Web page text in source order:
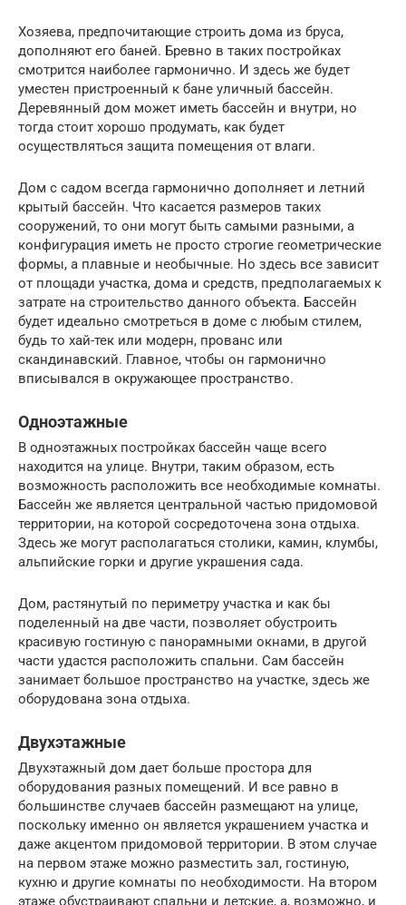
Хозяева, предпочитающие строить дома из бруса,
дополняют его баней. Бревно в таких постройках
смотрится наиболее гармонично. И здесь же будет
уместен пристроенный к бане уличный бассейн.
Деревянный дом может иметь бассейн и внутри, но
тогда стоит хорошо продумать, как будет
осуществляться защита помещения от влаги.
Дом с садом всегда гармонично дополняет и летний
крытый бассейн. Что касается размеров таких
сооружений, то они могут быть самыми разными, а
конфигурация иметь не просто строгие геометрические
формы, а плавные и необычные. Но здесь все зависит
от площади участка, дома и средств, предполагаемых к
затрате на строительство данного объекта. Бассейн
будет идеально смотреться в доме с любым стилем,
будь то хай-тек или модерн, прованс или
скандинавский. Главное, чтобы он гармонично
вписывался в окружающее пространство.
Одноэтажные
В одноэтажных постройках бассейн чаще всего
находится на улице. Внутри, таким образом, есть
возможность расположить все необходимые комнаты.
Бассейн же является центральной частью придомовой
территории, на которой сосредоточена зона отдыха.
Здесь же могут располагаться столики, камин, клумбы,
альпийские горки и другие украшения сада.
Дом, растянутый по периметру участка и как бы
поделенный на две части, позволяет обустроить
красивую гостиную с панорамными окнами, в другой
части удастся расположить спальни. Сам бассейн
занимает большое пространство на участке, здесь же
оборудована зона отдыха.
Двухэтажные
Двухэтажный дом дает больше простора для
оборудования разных помещений. И все равно в
большинстве случаев бассейн размещают на улице,
поскольку именно он является украшением участка и
даже акцентом придомовой территории. В этом случае
на первом этаже можно разместить зал, гостиную,
кухню и другие комнаты по необходимости. На втором
этаже обустраивают спальни и детские, а, возможно, и